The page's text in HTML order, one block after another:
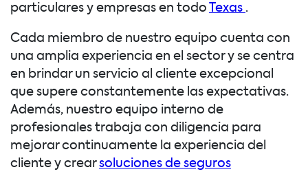
particulares y empresas en todo
Texas .
Cada miembro de nuestro equipo cuenta con
una amplia experiencia en el sector y se centra
en brindar un servicio al cliente excepcional
que supere constantemente las expectativas.
Además, nuestro equipo interno de
profesionales trabaja con diligencia para
mejorar continuamente la experiencia del
cliente y crearsoluciones de seguros